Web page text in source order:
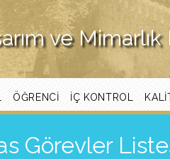
ve
ÖĞRENCI İÇ KONTROL
Görevler